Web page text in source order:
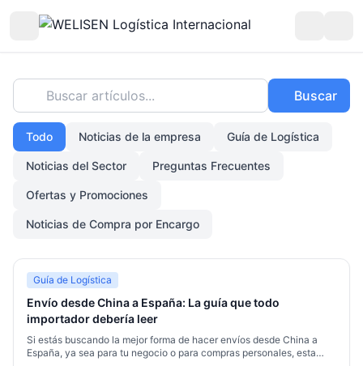
Buscar artículos... Buscar
Todo Noticias de la empresa Guía de Logística
Noticias del Sector Preguntas Frecuentes
Ofertas y Promociones
Noticias de Compra por Encargo
Guía de Logística
Envío desde China a España: La guía que todo
importador debería leer
Si estás buscando la mejor forma de hacer envíos desde China a
España, ya sea para tu negocio o para compras personales, esta